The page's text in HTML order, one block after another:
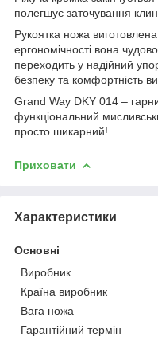
полегшує заточування
Рукоятка ножа
ергономічності вона
переходить у надійний
безпеку та комфортність
Grand Way DKY 014 –
функціональний
просто шикарний!
Приховати
Характеристики
Основні
Виробник
Країна виробник
Вага ножа
Гарантійний термін